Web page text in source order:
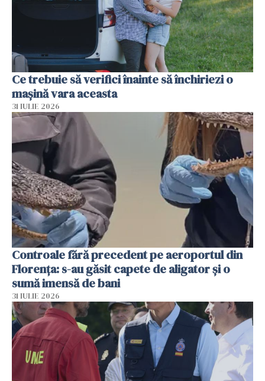
Ce trebuie să verifici înainte să închiriezi o
mașină vara aceasta
31 IULIE 2026
Controale fără precedent pe aeroportul din
Florența: s-au găsit capete de aligator și o
sumă imensă de bani
31 IULIE 2026